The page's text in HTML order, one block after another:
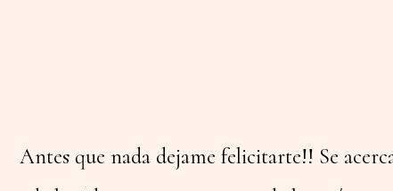
Antes que nada dejame felicitarte!! Se